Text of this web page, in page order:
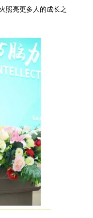
照亮更多人的成长之